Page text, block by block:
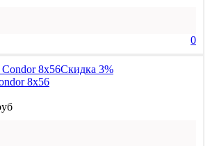
0
Скидка 3%
8x56